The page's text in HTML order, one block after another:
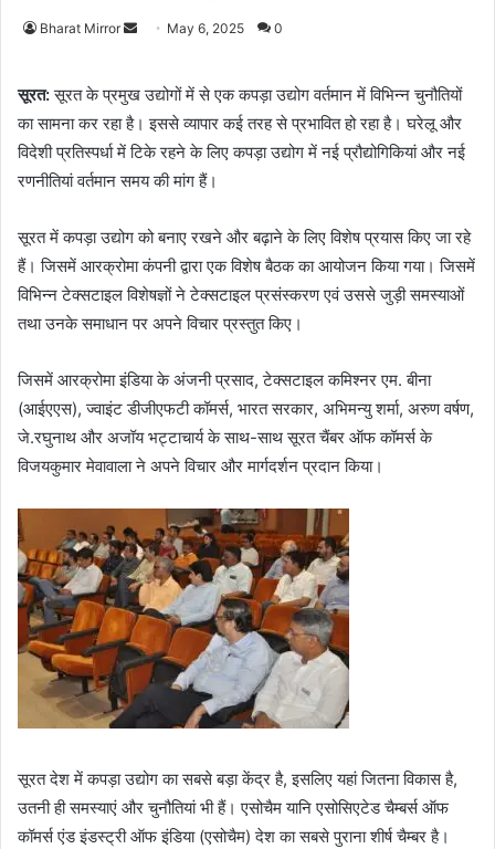
Bharat Mirror
a
n
e
a
i
l
May 6, 2025 0
सूरत:सूरत के प्रमुख उद्योगों में से एक कपड़ा उद्योग वर्तमान में विभिन्न चुनौतियों
का सामना कर रहा है। इससे व्यापार कई तरह से प्रभावित हो रहा है। घरेलू और
विदेशी प्रतिस्पर्धा में टिके रहने के लिए कपड़ा उद्योग में नई प्रौद्योगिकियां और नई
रणनीतियां वर्तमान समय की मांग हैं।
सूरत में कपड़ा उद्योग को बनाए रखने और बढ़ाने के लिए विशेष प्रयास किए जा रहे
हैं। जिसमें आरक्रोमा कंपनी द्वारा एक विशेष बैठक का आयोजन किया गया। जिसमें
विभिन्न टेक्सटाइल विशेषज्ञों ने टेक्सटाइल प्रसंस्करण एवं उससे जुड़ी समस्याओं
तथा उनके समाधान पर अपने विचार प्रस्तुत किए।
जिसमें आरक्रोमा इंडिया के अंजनी प्रसाद, टेक्सटाइल कमिश्नर एम. बीना
(आईएएस), ज्वाइंट डीजीएफटी कॉमर्स, भारत सरकार, अभिमन्यु शर्मा, अरुण वर्षण,
जे.रघुनाथ और अजॉय भट्टाचार्य के साथ-साथ सूरत चैंबर ऑफ कॉमर्स के
विजयकुमार मेवावाला ने अपने विचार और मार्गदर्शन प्रदान किया।
सूरत देश में कपड़ा उद्योग का सबसे बड़ा केंद्र है, इसलिए यहां जितना विकास है,
उतनी ही समस्याएं और चुनौतियां भी हैं। एसोचैम यानि एसोसिएटेड चैम्बर्स ऑफ
कॉमर्स एंड इंडस्ट्री ऑफ इंडिया (एसोचैम) देश का सबसे पुराना शीर्ष चैम्बर है।